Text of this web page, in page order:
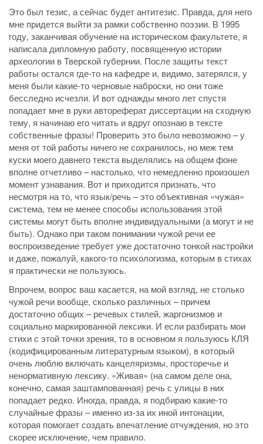
Это был тезис, а сейчас будет антитезис. Правда, для него
мне придется выйти за рамки собственно поэзии. В 1995
году, заканчивая обучение на историческом факультете, я
написала дипломную работу, посвященную истории
археологии в Тверской губернии. После защиты текст
работы остался где-то на кафедре и, видимо, затерялся, у
меня были какие-то черновые наброски, но они тоже
бесследно исчезли. И вот однажды много лет спустя
попадает мне в руки автореферат диссертации на сходную
тему, я начинаю его читать и вдруг опознаю в тексте
собственные фразы! Проверить это было невозможно – у
меня от той работы ничего не сохранилось, но меж тем
куски моего давнего текста выделялись на общем фоне
вполне отчетливо – настолько, что немедленно произошел
момент узнавания. Вот и приходится признать, что
несмотря на то, что язык/речь – это объективная «чужая»
система, тем не менее способы использования этой
системы могут быть вполне индивидуальными (а могут и не
быть). Однако при таком понимании чужой речи ее
воспроизведение требует уже достаточно тонкой настройки
и даже, пожалуй, какого-то психологизма, которым в стихах
я практически не пользуюсь.
Впрочем, вопрос ваш касается, на мой взгляд, не столько
чужой речи вообще, сколько различных – причем
достаточно общих – речевых стилей, жаргонизмов и
социально маркированной лексики. И если разбирать мои
стихи с этой точки зрения, то в основном я пользуюсь КЛЯ
(кодифицированным литературным языком), в который
очень люблю включать канцеляризмы, просторечье и
ненормативную лексику. «Живая» (на самом деле она,
конечно, самая заштампованная) речь с улицы в них
попадает редко. Иногда, правда, я подбираю какие-то
случайные фразы – именно из-за их иной интонации,
которая помогает создать впечатление отчуждения, но это
скорее исключение, чем правило.